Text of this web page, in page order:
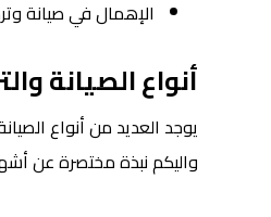
الإهمال في صيانة
أنواع الصيانة
يوجد العديد من أنواع
واليكم نبذة مختصرة عن